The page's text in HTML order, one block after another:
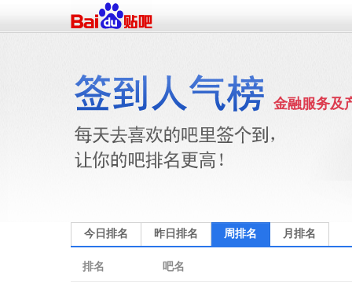
金融服务及
今日排名 昨日排名 周排名 月排名
排名 吧名